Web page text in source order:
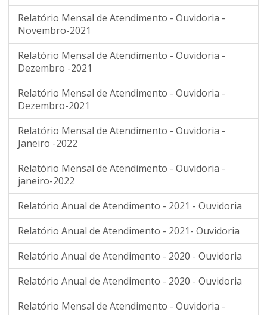
Relatório Mensal de Atendimento - Ouvidoria -
Novembro-2021
Relatório Mensal de Atendimento - Ouvidoria -
Dezembro -2021
Relatório Mensal de Atendimento - Ouvidoria -
Dezembro-2021
Relatório Mensal de Atendimento - Ouvidoria -
Janeiro -2022
Relatório Mensal de Atendimento - Ouvidoria -
janeiro-2022
Relatório Anual de Atendimento - 2021 - Ouvidoria
Relatório Anual de Atendimento - 2021- Ouvidoria
Relatório Anual de Atendimento - 2020 - Ouvidoria
Relatório Anual de Atendimento - 2020 - Ouvidoria
Relatório Mensal de Atendimento - Ouvidoria -